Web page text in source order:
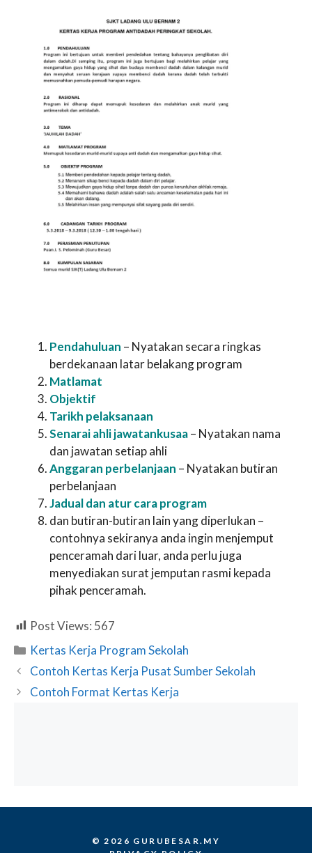
Pendahuluan – Nyatakan secara ringkas
berdekanaan latar belakang program
Matlamat
Objektif
Tarikh pelaksanaan
Senarai ahli jawatankusaa– Nyatakan nama
dan jawatan setiap ahli
Anggaran perbelanjaan – Nyatakan butiran
perbelanjaan
Jadual dan atur cara program
dan butiran-butiran lain yang diperlukan –
contohnya sekiranya anda ingin menjemput
penceramah dari luar, anda perlu juga
menyediakan surat jemputan rasmi kepada
pihak penceramah.
Post Views: 567
Categories
Kertas Kerja Program Sekolah
Contoh Kertas Kerja Pusat Sumber Sekolah
Contoh Format Kertas Kerja
© 2026 GURUBESAR.MY